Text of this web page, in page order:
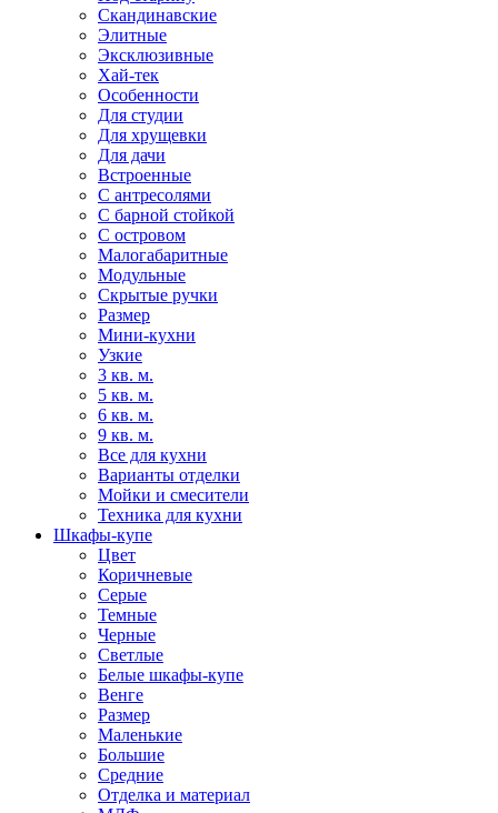
Скандинавские
Элитные
Эксклюзивные
Хай-тек
Особенности
Для студии
Для хрущевки
Для дачи
Встроенные
С антресолями
С барной стойкой
С островом
Малогабаритные
Модульные
Скрытые ручки
Размер
Мини-кухни
Узкие
3 кв. м.
5 кв. м.
6 кв. м.
9 кв. м.
Все для кухни
Варианты отделки
Мойки и смесители
Техника для кухни
Шкафы-купе
Цвет
Коричневые
Серые
Темные
Черные
Светлые
Белые шкафы-купе
Венге
Размер
Маленькие
Большие
Средние
Отделка и материал